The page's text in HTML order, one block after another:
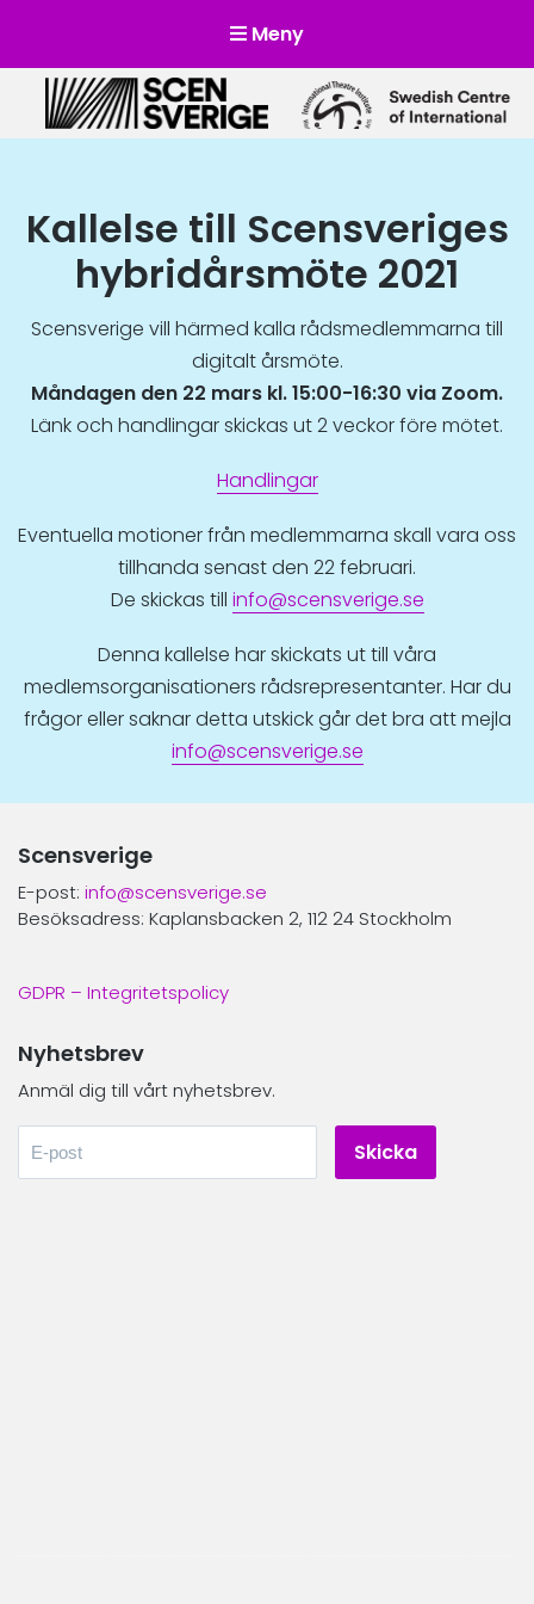
Meny
Scensverige
Mötesplats för svensk och internationell scenkonst
Kallelse till Scensveriges
hybridårsmöte 2021
Scensverige vill härmed kalla rådsmedlemmarna till
digitalt årsmöte.
Måndagen den 22 mars kl. 15:00-16:30 via Zoom.
Länk och handlingar skickas ut 2 veckor före mötet.
Handlingar
Eventuella motioner från medlemmarna skall vara oss
tillhanda senast den 22 februari.
De skickas till info@scensverige.se
Denna kallelse har skickats ut till våra
medlemsorganisationers rådsrepresentanter. Har du
frågor eller saknar detta utskick går det bra att mejla
info@scensverige.se
Scensverige
E-post: info@scensverige.se
Besöksadress: Kaplansbacken 2, 112 24 Stockholm
GDPR – Integritetspolicy
Nyhetsbrev
Anmäl dig till vårt nyhetsbrev.